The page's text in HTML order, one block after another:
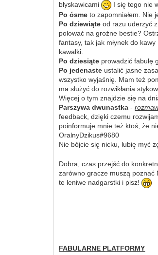
błyskawicami
I się tego nie
Po ósme to zapomniałem. Nie
Po dziewiąteod razu uderzyć
polować na groźne bestie?
fantasy, tak jak młynek do
kawałki.
Po dziesiąte prowadzić fabułę
Po jedenaste ustalić jasne
wszystko wyjaśnię. Mam też
ma służyć do rozwikłania
Więcej o tym znajdzie się na
Parszywa dwunastka-
feedback, dzięki czemu
poinformuje mnie też ktoś, że
OralnyDzikus#9680
Nie bójcie się nicku, lubię myć
Dobra, czas przejść do
zarówno gracze muszą poznać
te leniwe nadgarstki i pisz!
FABULARNE PLATFORMY